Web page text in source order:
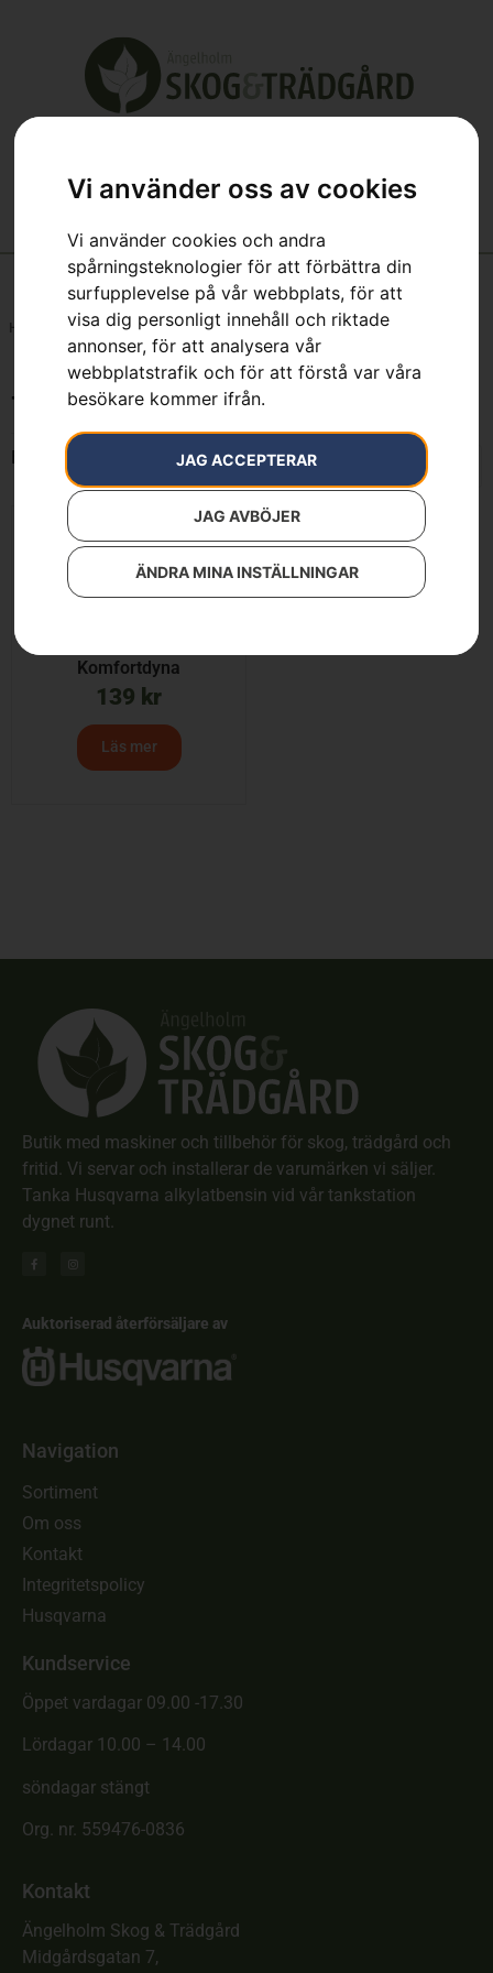
Vi använder oss av cookies
Vi använder cookies och andra
spårningsteknologier för att förbättra din
surfupplevelse på vår webbplats, för att
visa dig personligt innehåll och riktade
annonser, för att analysera vår
webbplatstrafik och för att förstå var våra
besökare kommer ifrån.
JAG ACCEPTERAR
JAG AVBÖJER
ÄNDRA MINA INSTÄLLNINGAR
Hem 7392930350014
7392930350014
Endast ett sökresultat
Komfortdyna
139 kr
Läs mer
Butik med maskiner och tillbehör för skog, trädgård och
fritid. Vi servar och installerar de varumärken vi säljer.
Tanka Husqvarna alkylatbensin vid vår tankstation
dygnet runt.
Auktoriserad återförsäljare av
Navigation
Sortiment
Om oss
Kontakt
Integritetspolicy
Husqvarna
Kundservice
Öppet vardagar 09.00 -17.30
Lördagar 10.00 – 14.00
söndagar stängt
Org. nr. 559476-0836
Kontakt
Ängelholm Skog & Trädgård
Midgårdsgatan 7,